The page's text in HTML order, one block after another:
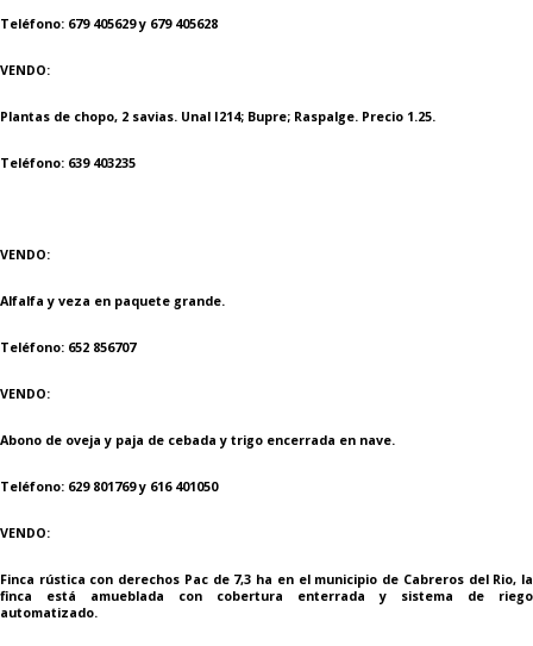
Teléfono: 679 405629 y 679 405628
VENDO:
Plantas de chopo, 2 savias. Unal I214; Bupre; Raspalge. Precio 1.25.
Teléfono: 639 403235
VENDO:
Alfalfa y veza en paquete grande.
Teléfono: 652 856707
VENDO:
Abono de oveja y paja de cebada y trigo encerrada en nave.
Teléfono: 629 801769 y 616 401050
VENDO:
Finca rústica con derechos Pac de 7,3 ha en el municipio de Cabreros del Rio, la
finca está amueblada con cobertura enterrada y sistema de riego
automatizado.